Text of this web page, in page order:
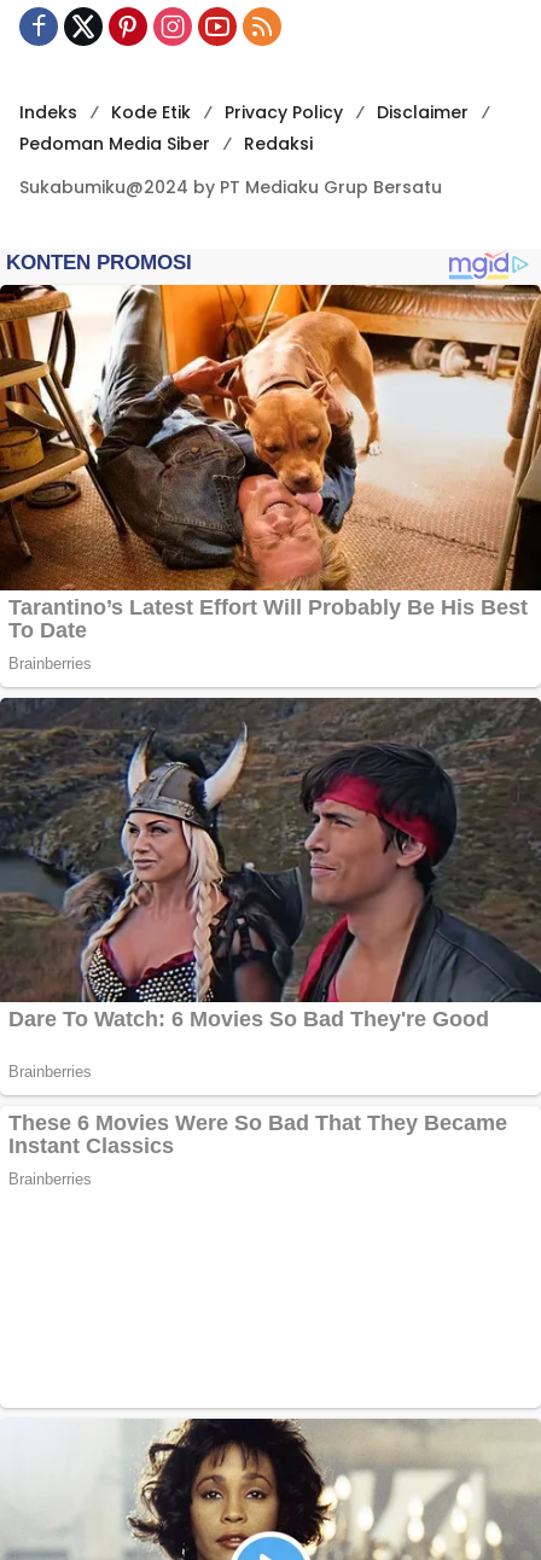
Indeks Kode Etik Privacy Policy
Disclaimer
Pedoman Media Siber
Redaksi
Sukabumiku@2024 by PT Mediaku Grup Bersatu